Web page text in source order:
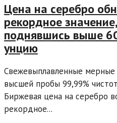
Цена на серебро
рекордное
поднявшись выше
унцию
Свежевыплавленные мерные
высшей пробы 99,99%
Биржевая цена на серебро
рекордное...